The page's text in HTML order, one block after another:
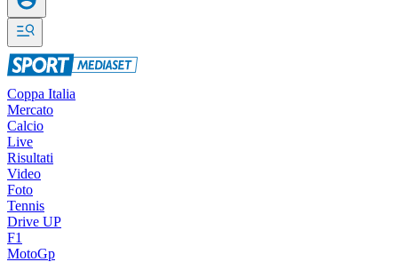
Coppa Italia
Mercato
Calcio
Live
Risultati
Video
Foto
Tennis
Drive UP
F1
MotoGp